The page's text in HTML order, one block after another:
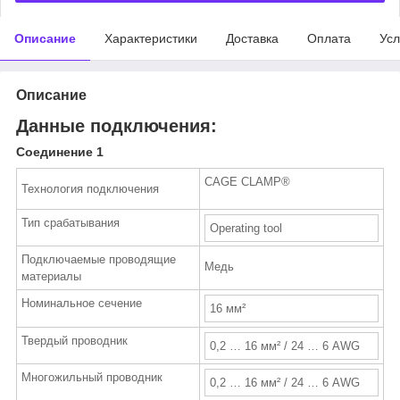
Описание Характеристики Доставка Оплата
Описание
Данные подключения:
Соединение 1
Технология подключения
CAGE CLAMP®
Тип срабатывания Operating tool
Подключаемые проводящие
материалы
Медь
Номинальное сечение 16 мм²
Твердый проводник 0,2 … 16 мм² / 24 … 6 AWG
Многожильный проводник 0,2 … 16 мм² / 24 … 6 AWG